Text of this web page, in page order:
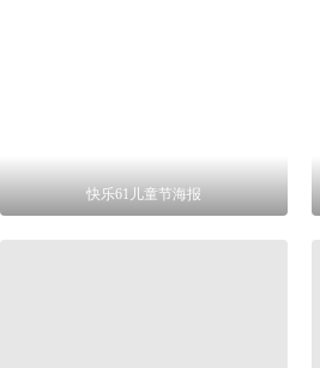
快乐61儿童节海报